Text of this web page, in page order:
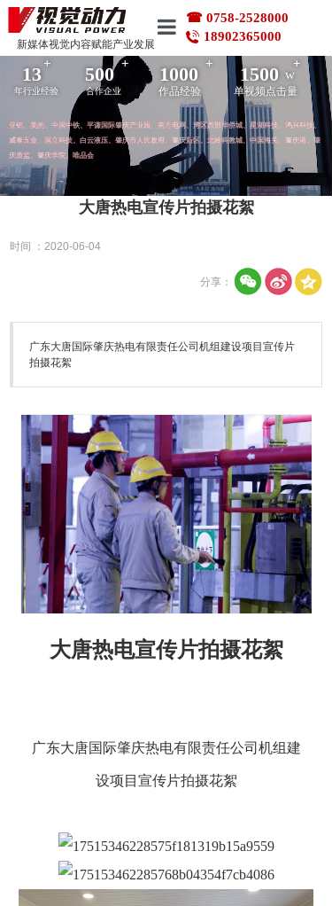
首页
作品案例
企业动态
品牌服务
联系我们
☎ 0758-2528000
+
亚铝、美的、中国中铁、平谦国际肇庆产业园、南方电网、湾区西部华侨城、星湖科技、鸿兴科技、
威泰五金、国立科技、白云液压、肇庆市人民政府、肇庆新区、北岭科教城、中国海关、肇庆港、肇
庆质监、肇庆学院、唯品会
+
13
年行业经验
500
合作企业
+
作品经验
1000 + 1500 w
单视频点击量
18902365000
新媒体视觉内容赋能产业发展
大唐热电宣传片拍摄花絮
时间 ：2020-06-04
分享：
广东大唐国际肇庆热电有限责任公司机组建设项目宣传片
拍摄花絮
大唐热电宣传片拍摄花絮
广东大唐国际肇庆热电有限责任公司机组建
设项目宣传片拍摄花絮